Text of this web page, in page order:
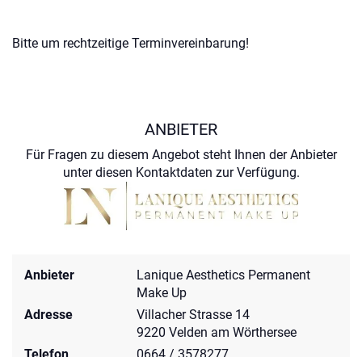
Bitte um rechtzeitige Terminvereinbarung!
ANBIETER
Für Fragen zu diesem Angebot steht Ihnen der Anbieter
unter diesen Kontaktdaten zur Verfügung.
Anbieter
Lanique Aesthetics Permanent
Make Up
Adresse
Villacher Strasse 14
9220 Velden am Wörthersee